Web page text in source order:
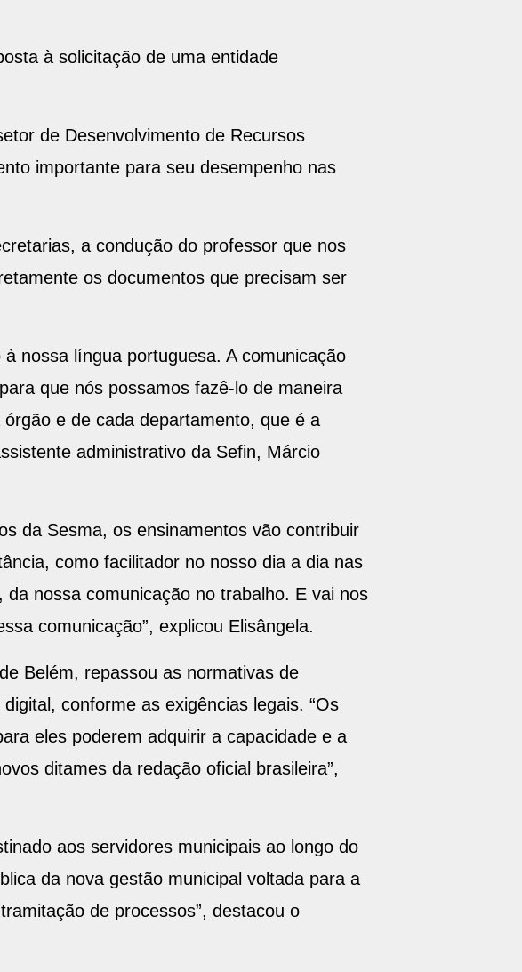
à solicitação de uma entidade
de Desenvolvimento de Recursos
importante para seu desempenho nas
a condução do professor que nos
os documentos que precisam ser
nossa língua portuguesa. A comunicação
que nós possamos fazê-lo de maneira
e de cada departamento, que é a
administrativo da Sefin, Márcio
da Sesma, os ensinamentos vão contribuir
como facilitador no nosso dia a dia nas
nossa comunicação no trabalho. E vai nos
comunicação”, explicou Elisângela.
Belém, repassou as normativas de
conforme as exigências legais. “Os
eles poderem adquirir a capacidade e a
ditames da redação oficial brasileira”,
aos servidores municipais ao longo do
da nova gestão municipal voltada para a
de processos”, destacou o